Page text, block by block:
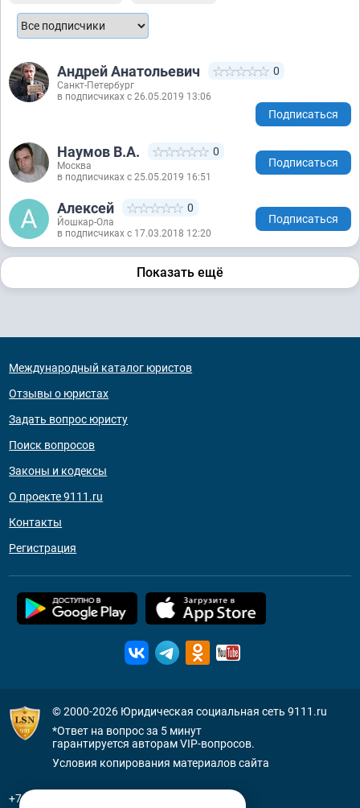
Андрей Анатольевич 0
Санкт-Петербург
в подписчиках с 26.05.2019 13:06
Подписаться
Наумов В.А. 0
Москва
в подписчиках с 25.05.2019 16:51
Подписаться
Алексей 0
Йошкар-Ола
в подписчиках с 17.03.2018 12:20
Подписаться
Показать ещё
Международный каталог юристов
Отзывы о юристах
Задать вопрос юристу
Поиск вопросов
Законы и кодексы
О проекте 9111.ru
Контакты
Регистрация
© 2000-2026 Юридическая социальная сеть 9111.ru
*Ответ на вопрос за 5 минут
гарантируется авторам VIP-вопросов.
Условия копирования материалов сайта
+7 (800) 505-91-11